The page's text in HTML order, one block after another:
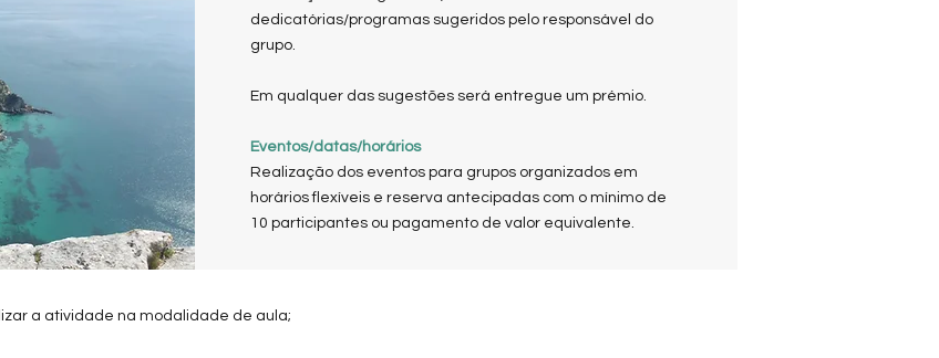
dedicatórias/programas sugeridos pelo responsável do
grupo.
Em qualquer das sugestões será entregue um prémio.
Eventos/datas/horários
Realização dos eventos para grupos organizados em
horários flexíveis e reserva antecipadas com o mínimo de
10 participantes ou pagamento de valor equivalente.
a atividade na modalidade de aula;